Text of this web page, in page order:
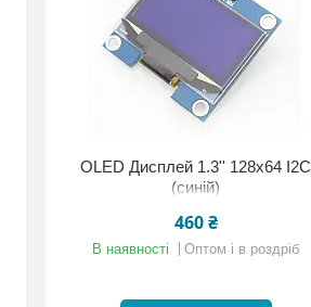
OLED Дисплей 1.3'' 128x64 I2C
(синій)
460 ₴
В наявності Оптом і в роздріб